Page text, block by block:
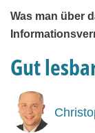
Was man über
Gut